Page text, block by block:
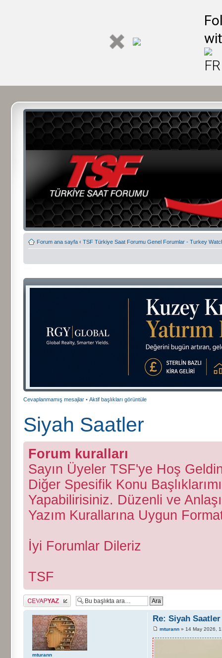
Forum ana sayfa ‹ TSF Türkiye Saat Forumu Genel Forumlar - Turkey
Cevaplanmamış mesajlar • Aktif başlıkları görüntüle
Siyah Saatler
Forum kuralları
Sayın Üyeler TSF'ye Hoş
Diğer Spesifik Konu
Yapabilirisiniz. Düzenli ve
Yazım Kurallarına Uygun
İyi Forumlar Dileriz
TSF
Cevap gönder
Re: Siyah Saatler
mturann » 14 May 2026,
mturann